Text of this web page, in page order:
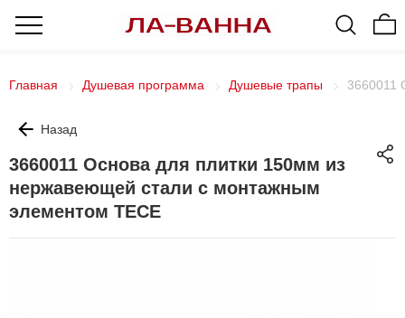
Главная Душевая программа Душевые трапы 3660011
Назад
3660011 Основа для плитки 150мм из
нержавеющей стали с монтажным
элементом TECE